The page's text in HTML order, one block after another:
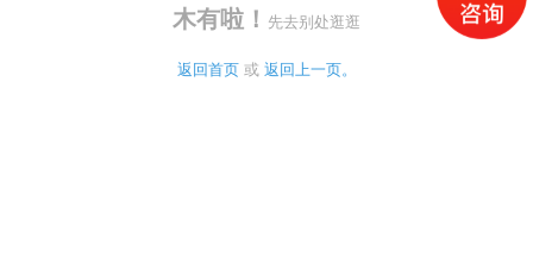
木有啦！ 先去别处逛逛
返回首页 或 返回上一页。